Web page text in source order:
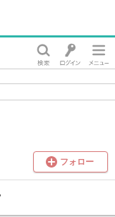
フォロー